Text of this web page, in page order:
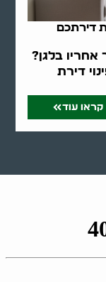
דירתכם
בלגן?
דירת
קראו עוד